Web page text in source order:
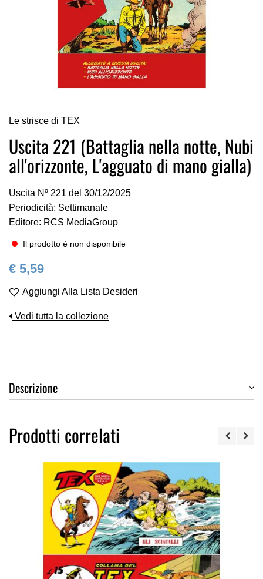
all'inizio
della
galleria
di
immagini
Le strisce di TEX
Uscita 221 (Battaglia nella notte, Nubi
all'orizzonte, L'agguato di mano gialla)
Uscita Nº 221 del 30/12/2025
Periodicità: Settimanale
Editore: RCS MediaGroup
Il prodotto è non disponibile
€ 5,59
Aggiungi Alla Lista Desideri
Vedi tutta la collezione
Descrizione
Prodotti correlati